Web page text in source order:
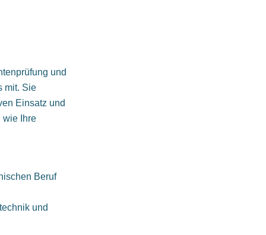
und
mit. Sie
Einsatz und
wie Ihre
Beruf
und